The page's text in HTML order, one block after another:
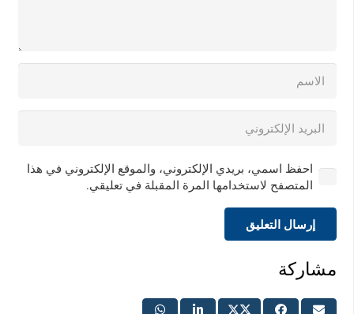
احفظ اسمي، بريدي الإلكتروني، والموقع الإلكتروني في هذا
المتصفح لاستخدامها المرة المقبلة في تعليقي.
إرسال التعليق
مشاركة